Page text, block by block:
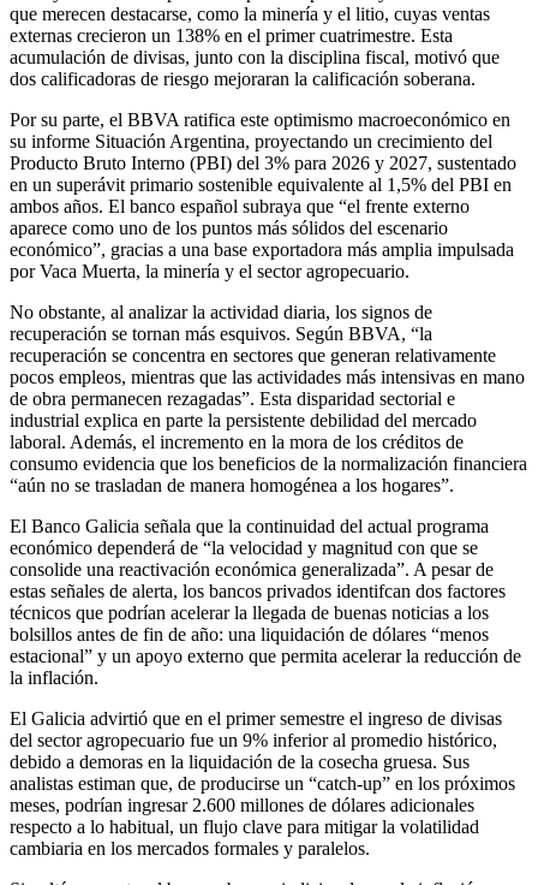
que merecen destacarse, como la minería y el litio, cuyas ventas
externas crecieron un 138% en el primer cuatrimestre. Esta
acumulación de divisas, junto con la disciplina fiscal, motivó que
dos calificadoras de riesgo mejoraran la calificación soberana.
Por su parte, el BBVA ratifica este optimismo macroeconómico en
su informe Situación Argentina, proyectando un crecimiento del
Producto Bruto Interno (PBI) del 3% para 2026 y 2027, sustentado
en un superávit primario sostenible equivalente al 1,5% del PBI en
ambos años. El banco español subraya que “el frente externo
aparece como uno de los puntos más sólidos del escenario
económico”, gracias a una base exportadora más amplia impulsada
por Vaca Muerta, la minería y el sector agropecuario.
No obstante, al analizar la actividad diaria, los signos de
recuperación se tornan más esquivos. Según BBVA, “la
recuperación se concentra en sectores que generan relativamente
pocos empleos, mientras que las actividades más intensivas en mano
de obra permanecen rezagadas”. Esta disparidad sectorial e
industrial explica en parte la persistente debilidad del mercado
laboral. Además, el incremento en la mora de los créditos de
consumo evidencia que los beneficios de la normalización financiera
“aún no se trasladan de manera homogénea a los hogares”.
El Banco Galicia señala que la continuidad del actual programa
económico dependerá de “la velocidad y magnitud con que se
consolide una reactivación económica generalizada”. A pesar de
estas señales de alerta, los bancos privados identifcan dos factores
técnicos que podrían acelerar la llegada de buenas noticias a los
bolsillos antes de fin de año: una liquidación de dólares “menos
estacional” y un apoyo externo que permita acelerar la reducción de
la inflación.
El Galicia advirtió que en el primer semestre el ingreso de divisas
del sector agropecuario fue un 9% inferior al promedio histórico,
debido a demoras en la liquidación de la cosecha gruesa. Sus
analistas estiman que, de producirse un “catch-up” en los próximos
meses, podrían ingresar 2.600 millones de dólares adicionales
respecto a lo habitual, un flujo clave para mitigar la volatilidad
cambiaria en los mercados formales y paralelos.